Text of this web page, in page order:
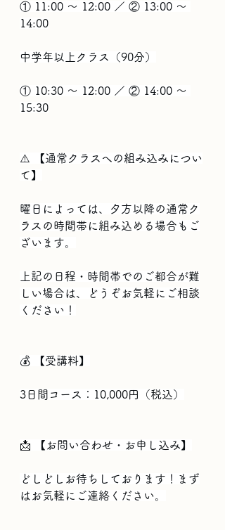
① 11:00 ～ 12:00 ／ ② 13:00 ～
14:00
中学年以上クラス（90分）
① 10:30 ～ 12:00 ／ ② 14:00 ～
15:30
⚠️ 【通常クラスへの組み込みについ
て】
曜日によっては、夕方以降の通常ク
ラスの時間帯に組み込める場合もご
ざいます。
上記の日程・時間帯でのご都合が難
しい場合は、どうぞお気軽にご相談
ください！
💰 【受講料】
3日間コース：10,000円（税込）
📩 【お問い合わせ・お申し込み】
どしどしお待ちしております！まず
はお気軽にご連絡ください。